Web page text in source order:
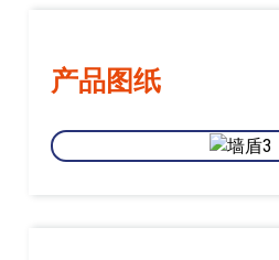
产品图纸